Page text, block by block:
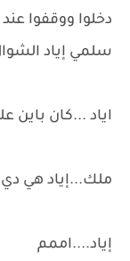
دخلوا ووقفوا
سلمي إياد
اياد ...كان باين
ملك...إياد هي
إياد....اممم